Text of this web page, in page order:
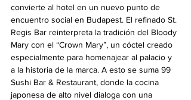
convierte al hotel en un nuevo punto de
encuentro social en Budapest. El refinado St.
Regis Bar reinterpreta la tradición del Bloody
Mary con el “Crown Mary”, un cóctel creado
especialmente para homenajear al palacio y
a la historia de la marca. A esto se suma 99
Sushi Bar & Restaurant, donde la cocina
japonesa de alto nivel dialoga con una